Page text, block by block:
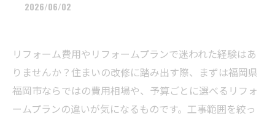
2026/06/02
リフォーム費用やリフォームプランで迷われた経験はあ
りませんか？住まいの改修に踏み出す際、まずは福岡県
福岡市ならではの費用相場や、予算ごとに選べるリフォ
ームプランの違いが気になるものです。工事範囲を絞っ